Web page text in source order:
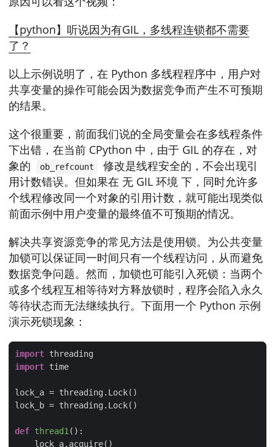
【python】听说因为有GIL，多线程连锁都不需要
了？
以上示例说明了，在 Python 多线程程序中，用户对
共享变量的操作可能会因为数据竞争而产生不可预期
的结果。
这个很重要，前面我们说的全局变量会在多线程条件
下出错，在当前 CPython 中，由于 GIL 的存在，对
象的
ob_refcount
修改是线程安全的，不会出现引
用计数错误。但如果在 无 GIL 环境 下，同时允许多
个线程修改同一个对象的引用计数，就可能出现类似
前面示例中用户变量的最终值不可预期的情况。
解决共享资源竞争的常见方法是使用锁。为公共变量
加锁可以保证同一时间只有一个线程访问，从而避免
数据竞争问题。然而，加锁也可能引入死锁：当两个
或多个线程互相等待对方释放锁时，程序会陷入永久
等待状态而无法继续执行。下面用一个 Python 示例
演示死锁现象：
import
import
def thread1 ():